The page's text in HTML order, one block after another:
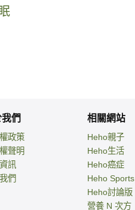
我們
政策
聲明
訊
們
相關網站
Heho親子
Heho生活
Heho癌症
Heho Sports
Heho討論版
營養 N 次方